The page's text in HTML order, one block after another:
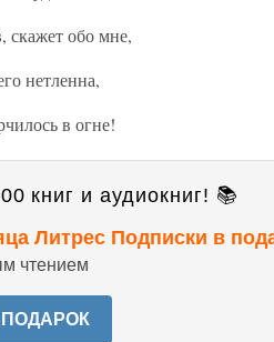
скажет обо мне,
нетленна,
в огне!
книг и аудиокниг! 📚
Литрес Подписки в
чтением